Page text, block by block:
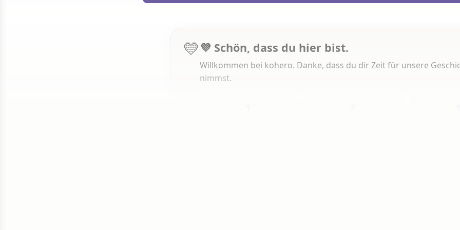
💛 💜 Schön, dass du hier bist.
Willkommen bei kohero. Danke, dass du dir Zeit für unsere
nimmst.